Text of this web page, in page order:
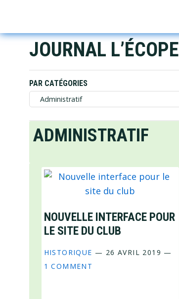
primary
navigation
main
content
footer
JOURNAL L’ÉCOPE
PAR CATÉGORIES
Par
ADMINISTRATIF
NOUVELLE INTERFACE POUR
LE SITE DU CLUB
HISTORIQUE — 26 AVRIL 2019 —
1 COMMENT